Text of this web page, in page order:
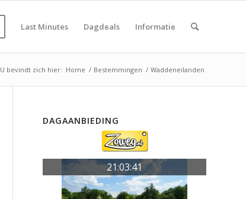
Last Minutes Dagdeals Informatie
U bevindt zich hier: Home / Bestemmingen / Waddeneilanden
DAGAANBIEDING
21:03:40